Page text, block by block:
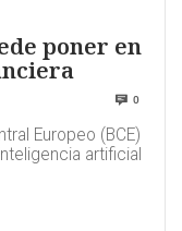
poner en
0
Europeo (BCE)
artificial